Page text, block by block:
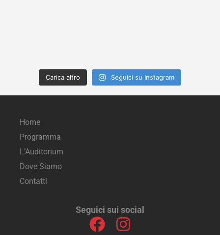
Carica altro Seguici su Instagram
Home
Programma
L’Auditorium
Dove Siamo
Contatti
Seguici sui social